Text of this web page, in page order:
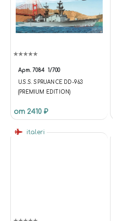
Арт. 7084 1/700
U.S.S. SPRUANCE DD-963
(PREMIUM EDITION)
от 2410 ₽
italeri